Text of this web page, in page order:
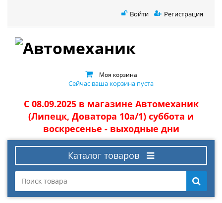
Войти Регистрация
Моя корзина
Сейчас ваша корзина пуста
С 08.09.2025 в магазине Автомеханик
(Липецк, Доватора 10а/1) суббота и
воскресенье - выходные дни
Каталог товаров